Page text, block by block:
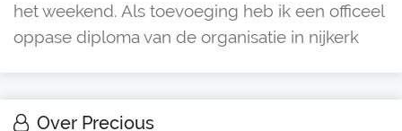
het weekend. Als toevoeging heb ik een officeel
oppase diploma van de organisatie in nijkerk
Over Precious